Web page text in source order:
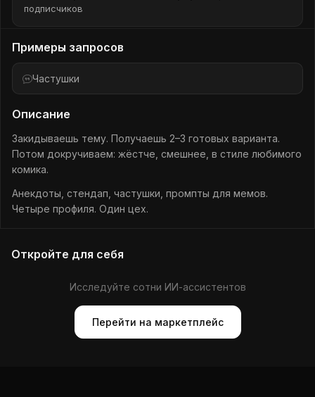
подписчиков
Примеры запросов
Частушки
Описание
Закидываешь тему. Получаешь 2–3 готовых варианта.
Потом докручиваем: жёстче, смешнее, в стиле любимого
комика.
Анекдоты, стендап, частушки, промпты для мемов.
Четыре профиля. Один цех.
Откройте для себя
Исследуйте сотни ИИ-ассистентов
Перейти на маркетплейс